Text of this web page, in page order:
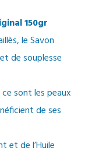
150gr
le Savon
de souplesse
sont les peaux
de ses
et de l’Huile